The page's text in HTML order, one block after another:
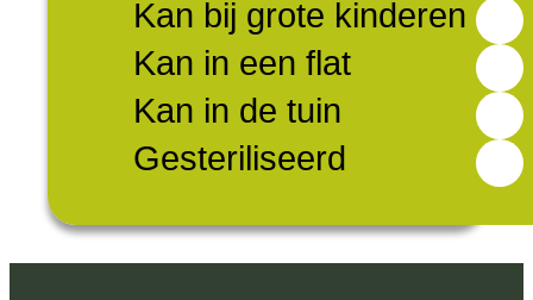
Kan bij grote kinderen
Kan in een flat
Kan in de tuin
Gesteriliseerd